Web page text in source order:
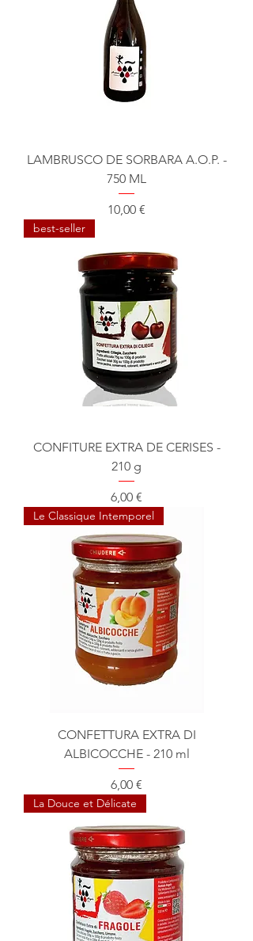
LAMBRUSCO DE SORBARA A.O.P. -
750 ML
Prix
10,00 €
best-seller
CONFITURE EXTRA DE CERISES -
210 g
Prix
6,00 €
Le Classique Intemporel
CONFETTURA EXTRA DI
ALBICOCCHE - 210 ml
Prix
6,00 €
La Douce et Délicate